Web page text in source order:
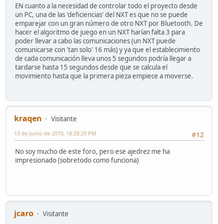
EN cuanto a la necesidad de controlar todo el proyecto desde
un PC, una de las 'deficiencias' del NXT es que no se puede
emparejar con un gran número de otro NXT por Bluetooth. De
hacer el algoritmo de juego en un NXT harían falta 3 para
poder llevar a cabo las comunicaciones (un NXT puede
comunicarse con 'tan solo' 16 más) y ya que el establecimiento
de cada comunicación lleva unos 5 segundos podría llegar a
tardarse hasta 15 segundos desde que se calcula el
movimiento hasta que la primera pieza empiece a moverse.
kraqen
Visitante
#12
13 de Junio de 2010, 18:28:29 PM
No soy mucho de este foro, pero ese ajedrez me ha
impresionado (sobretodo como funciona)
jcaro
Visitante